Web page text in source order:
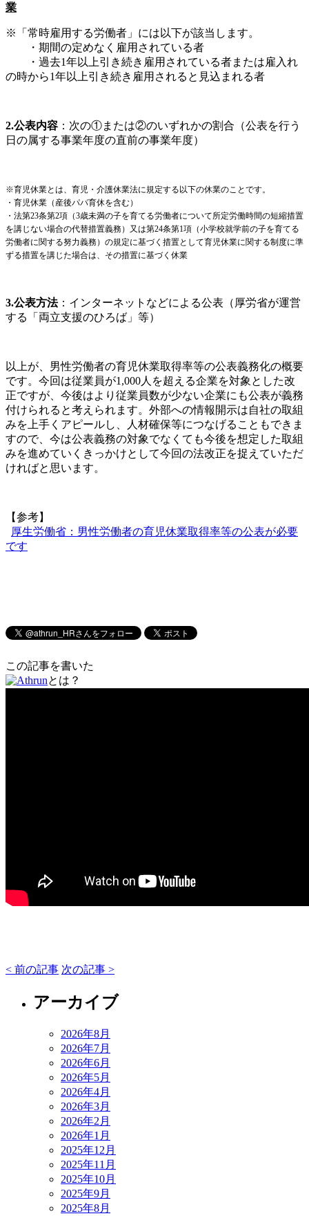
業
※「常時雇用する労働者」には以下が該当します。
・期間の定めなく雇用されている者
・過去1年以上引き続き雇用されている者または雇入れ
の時から1年以上引き続き雇用されると見込まれる者
2.公表内容 ：次の①または②のいずれかの割合（公表を行う
日の属する事業年度の直前の事業年度）
※育児休業とは、育児・介護休業法に規定する以下の休業のことです。
・育児休業（産後パパ育休を含む）
・法第23条第2項（3歳未満の子を育てる労働者について所定労働時間の短縮措置
を講じない場合の代替措置義務）又は第24条第1項（小学校就学前の子を育てる
労働者に関する努力義務）の規定に基づく措置として育児休業に関する制度に準
ずる措置を講じた場合は、その措置に基づく休業
3.公表方法：インターネットなどによる公表（厚労省が運営
する「両立支援のひろば」等）
以上が、男性労働者の育児休業取得率等の公表義務化の概要
です。今回は従業員が1,000人を超える企業を対象とした改
正ですが、今後はより従業員数が少ない企業にも公表が義務
付けられると考えられます。外部への情報開示は自社の取組
みを上手くアピールし、人材確保等につなげることもできま
すので、今は公表義務の対象でなくても今後を想定した取組
みを進めていくきっかけとして今回の法改正を捉えていただ
ければと思います。
【参考】
厚生労働省：男性労働者の育児休業取得率等の公表が必要
です
この記事を書いた
とは？
< 前の記事 次の記事 >
アーカイブ
2026年8月
2026年7月
2026年6月
2026年5月
2026年4月
2026年3月
2026年2月
2026年1月
2025年12月
2025年11月
2025年10月
2025年9月
2025年8月